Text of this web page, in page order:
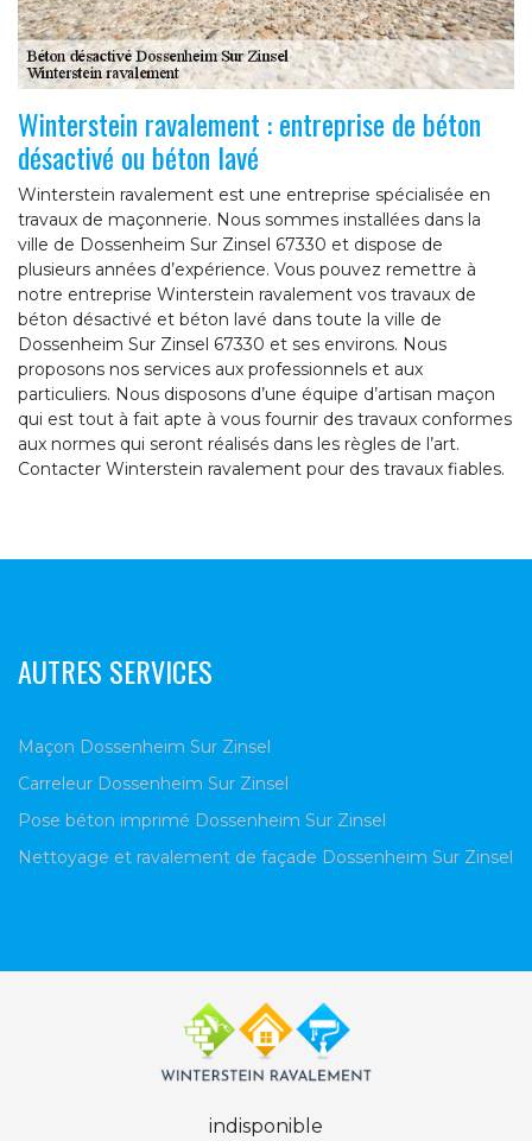
Winterstein ravalement : entreprise de béton
désactivé ou béton lavé
Winterstein ravalement est une entreprise spécialisée en
travaux de maçonnerie. Nous sommes installées dans la
ville de Dossenheim Sur Zinsel 67330 et dispose de
plusieurs années d’expérience. Vous pouvez remettre à
notre entreprise Winterstein ravalement vos travaux de
béton désactivé et béton lavé dans toute la ville de
Dossenheim Sur Zinsel 67330 et ses environs. Nous
proposons nos services aux professionnels et aux
particuliers. Nous disposons d’une équipe d’artisan maçon
qui est tout à fait apte à vous fournir des travaux conformes
aux normes qui seront réalisés dans les règles de l’art.
Contacter Winterstein ravalement pour des travaux fiables.
AUTRES SERVICES
Maçon Dossenheim Sur Zinsel
Carreleur Dossenheim Sur Zinsel
Pose béton imprimé Dossenheim Sur Zinsel
Nettoyage et ravalement de façade Dossenheim Sur Zinsel
indisponible